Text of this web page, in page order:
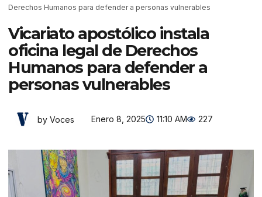
Derechos Humanos para defender a personas vulnerables
Vicariato apostólico instala
oficina legal de Derechos
Humanos para defender a
personas vulnerables
by Voces Enero 8, 2025 11:10 AM 227